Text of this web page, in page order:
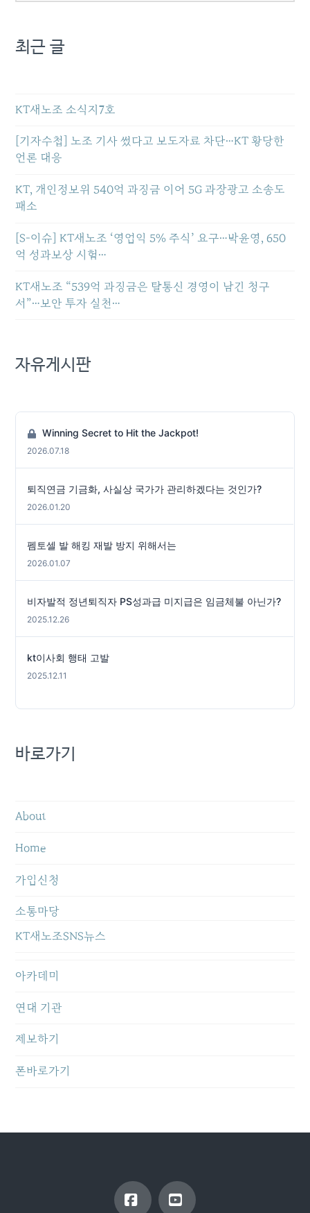
최근 글
KT새노조 소식지7호
[기자수첩] 노조 기사 썼다고 보도자료 차단…KT 황당한
언론 대응
KT, 개인정보위 540억 과징금 이어 5G 과장광고 소송도
패소
[S-이슈] KT새노조 ‘영업익 5% 주식’ 요구…박윤영, 650
억 성과보상 시험…
KT새노조 “539억 과징금은 탈통신 경영이 남긴 청구
서”…보안 투자 실천…
자유게시판
Winning Secret to Hit the Jackpot!
2026.07.18
퇴직연금 기금화, 사실상 국가가 관리하겠다는 것인가?
2026.01.20
펨토셀 발 해킹 재발 방지 위해서는
2026.01.07
비자발적 정년퇴직자 PS성과급 미지급은 임금체불 아닌가?
2025.12.26
kt이사회 행태 고발
2025.12.11
바로가기
About
Home
가입신청
소통마당
KT새노조SNS뉴스
아카데미
연대 기관
제보하기
폰바로가기